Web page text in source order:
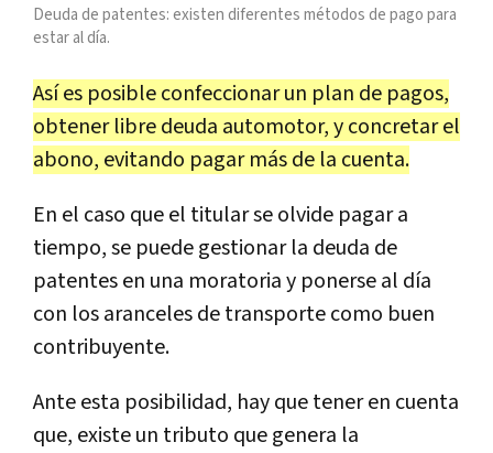
Deuda de patentes: existen diferentes métodos de pago para
estar al día.
Así es posible confeccionar un plan de pagos,
obtener libre deuda automotor, y concretar el
abono, evitando pagar más de la cuenta.
En el caso que el titular se olvide pagar a
tiempo, se puede gestionar la deuda de
patentes en una moratoria y ponerse al día
con los aranceles de transporte como buen
contribuyente.
Ante esta posibilidad, hay que tener en cuenta
que, existe un tributo que genera la